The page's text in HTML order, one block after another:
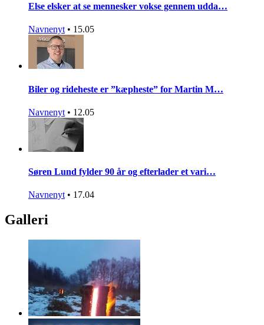
Else elsker at se mennesker vokse gennem udda…
Navnenyt • 15.05
Biler og rideheste er ”kæpheste” for Martin M…
Navnenyt • 12.05
Søren Lund fylder 90 år og efterlader et vari…
Navnenyt • 17.04
Galleri